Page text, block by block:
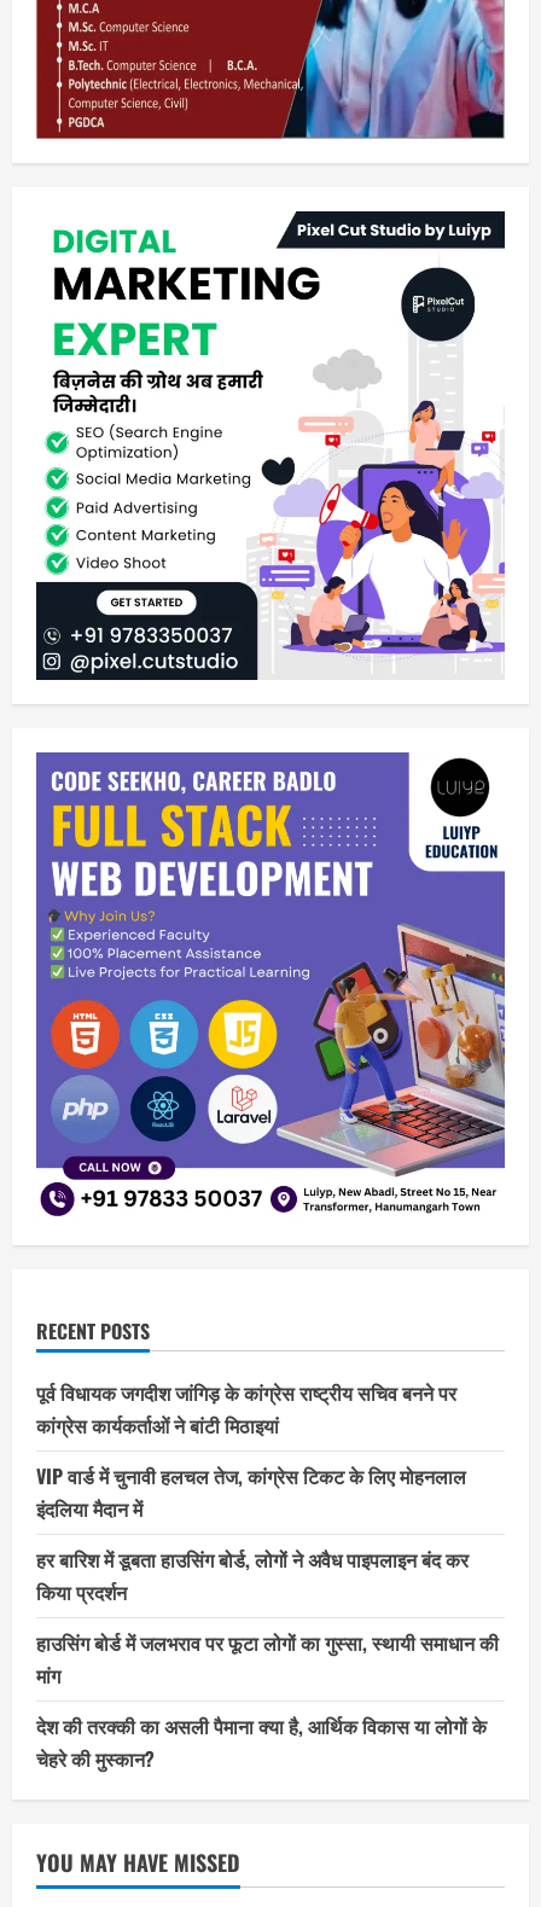
RECENT POSTS
पूर्व विधायक जगदीश जांगिड़ के कांग्रेस राष्ट्रीय सचिव बनने पर
कांग्रेस कार्यकर्ताओं ने बांटी मिठाइयां
VIP वार्ड में चुनावी हलचल तेज, कांग्रेस टिकट के लिए मोहनलाल
इंदलिया मैदान में
हर बारिश में डूबता हाउसिंग बोर्ड, लोगों ने अवैध पाइपलाइन बंद कर
किया प्रदर्शन
हाउसिंग बोर्ड में जलभराव पर फूटा लोगों का गुस्सा, स्थायी समाधान की
मांग
देश की तरक्की का असली पैमाना क्या है, आर्थिक विकास या लोगों के
चेहरे की मुस्कान?
YOU MAY HAVE MISSED